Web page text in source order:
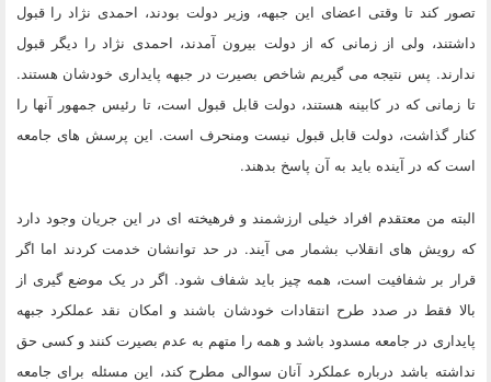
تصور کند تا وقتی اعضای این جبهه، وزیر دولت بودند، احمدی نژاد را قبول
داشتند، ولی از زمانی که از دولت بیرون آمدند، احمدی نژاد را دیگر قبول
ندارند. پس نتیجه می گیریم شاخص بصیرت در جبهه پایداری خودشان هستند.
تا زمانی که در کابینه هستند، دولت قابل قبول است، تا رئیس جمهور آنها را
کنار گذاشت، دولت قابل قبول نیست ومنحرف است. این پرسش های جامعه
است که در آینده باید به آن پاسخ بدهند.
البته من معتقدم افراد خیلی ارزشمند و فرهیخته ای در این جریان وجود دارد
که رویش های انقلاب بشمار می آیند. در حد توانشان خدمت کردند اما اگر
قرار بر شفافیت است، همه چیز باید شفاف شود. اگر در یک موضع گیری از
بالا فقط در صدد طرح انتقادات خودشان باشند و امکان نقد عملکرد جبهه
پایداری در جامعه مسدود باشد و همه را متهم به عدم بصیرت کنند و کسی حق
نداشته باشد درباره عملکرد آنان سوالی مطرح کند، این مسئله برای جامعه